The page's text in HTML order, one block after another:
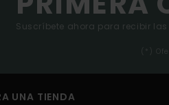
Suscríbete ahora para recibir
(*)
UNA TIENDA